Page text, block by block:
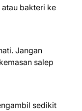
bakteri ke
Jangan
salep
sedikit